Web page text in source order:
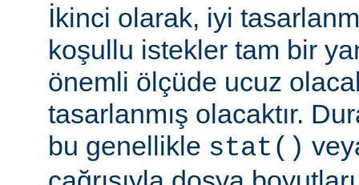
İkinci olarak, iyi
koşullu istekler tam bir
önemli ölçüde ucuz
tasarlanmış olacaktır.
bu genellikle stat()